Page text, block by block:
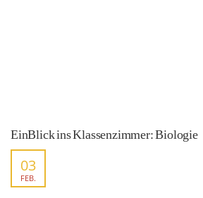
EinBlick ins Klassenzimmer: Biologie
03
FEB.